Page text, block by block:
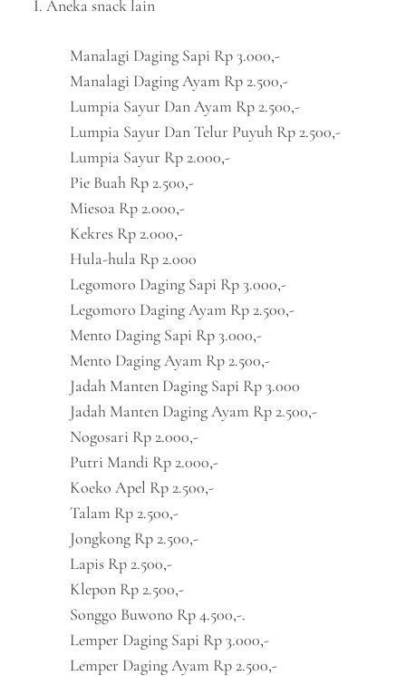
I. Aneka snack lain
Manalagi Daging Sapi Rp 3.000,-
Manalagi Daging Ayam Rp 2.500,-
Lumpia Sayur Dan Ayam Rp 2.500,-
Lumpia Sayur Dan Telur Puyuh Rp 2.500,-
Lumpia Sayur Rp 2.000,-
Pie Buah Rp 2.500,-
Miesoa Rp 2.000,-
Kekres Rp 2.000,-
Hula-hula Rp 2.000
Legomoro Daging Sapi Rp 3.000,-
Legomoro Daging Ayam Rp 2.500,-
Mento Daging Sapi Rp 3.000,-
Mento Daging Ayam Rp 2.500,-
Jadah Manten Daging Sapi Rp 3.000
Jadah Manten Daging Ayam Rp 2.500,-
Nogosari Rp 2.000,-
Putri Mandi Rp 2.000,-
Koeko Apel Rp 2.500,-
Talam Rp 2.500,-
Jongkong Rp 2.500,-
Lapis Rp 2.500,-
Klepon Rp 2.500,-
Songgo Buwono Rp 4.500,-.
Lemper Daging Sapi Rp 3.000,-
Lemper Daging Ayam Rp 2.500,-